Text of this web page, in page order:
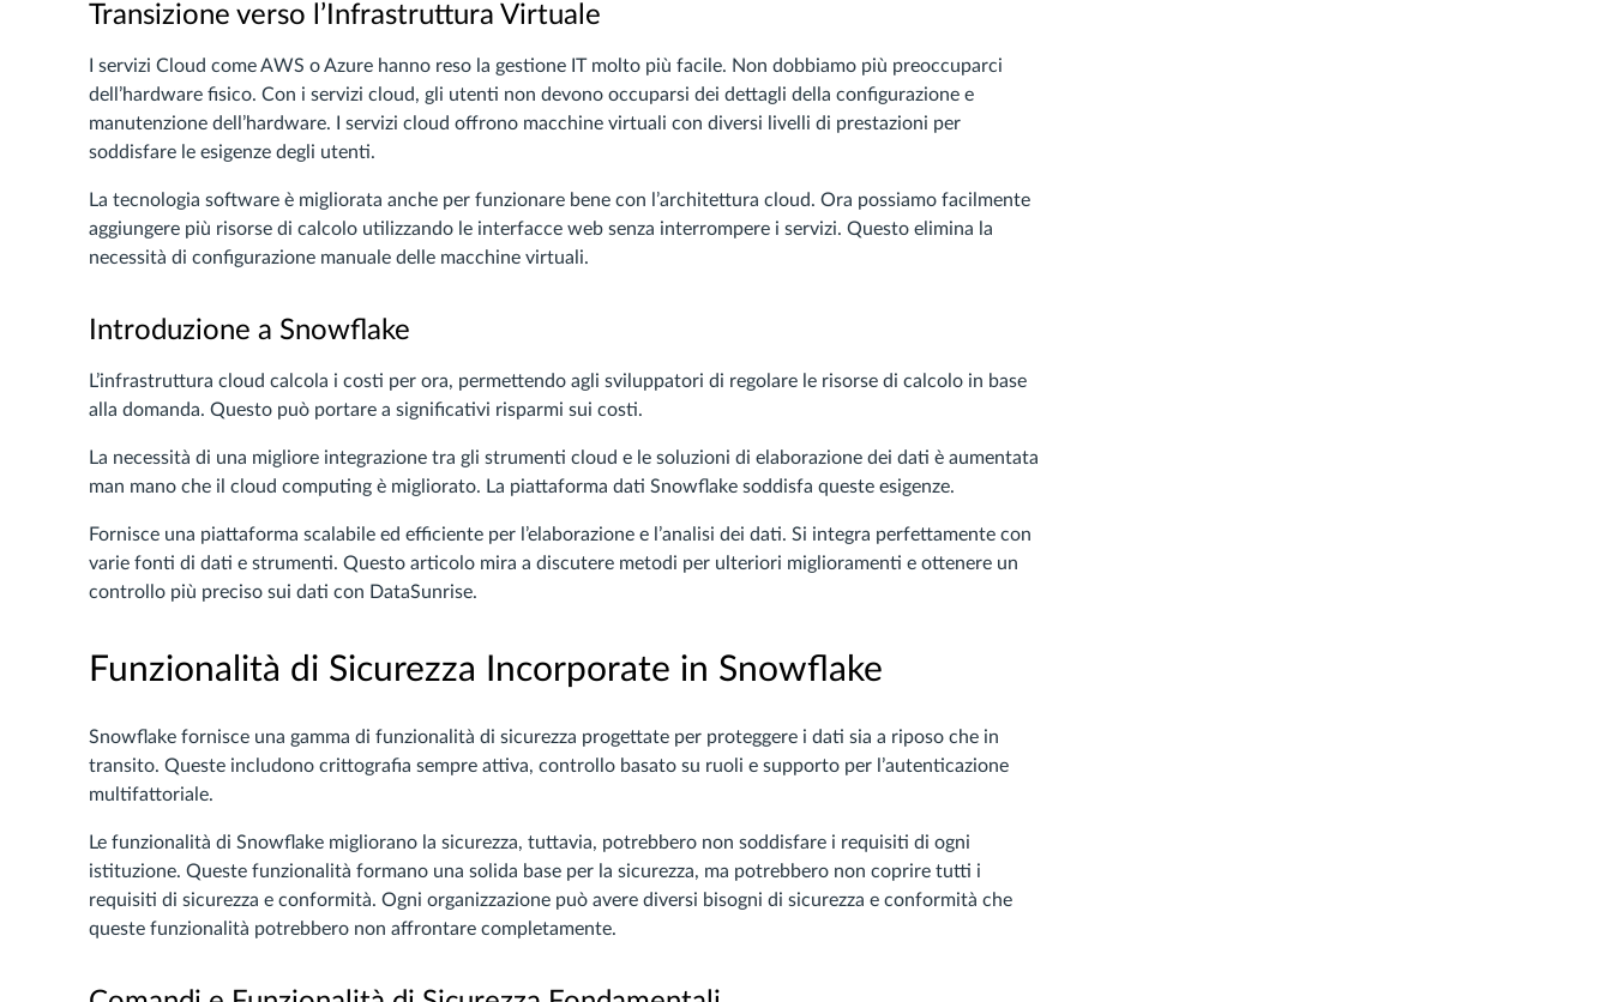
Transizione verso l’Infrastruttura Virtuale
I servizi Cloud come AWS o Azure hanno reso la gestione IT molto più facile. Non dobbiamo più preoccuparci
dell’hardware fisico. Con i servizi cloud, gli utenti non devono occuparsi dei dettagli della configurazione e
manutenzione dell’hardware. I servizi cloud offrono macchine virtuali con diversi livelli di prestazioni per
soddisfare le esigenze degli utenti.
La tecnologia software è migliorata anche per funzionare bene con l’architettura cloud. Ora possiamo facilmente
aggiungere più risorse di calcolo utilizzando le interfacce web senza interrompere i servizi. Questo elimina la
necessità di configurazione manuale delle macchine virtuali.
Introduzione a Snowflake
L’infrastruttura cloud calcola i costi per ora, permettendo agli sviluppatori di regolare le risorse di calcolo in base
alla domanda. Questo può portare a significativi risparmi sui costi.
La necessità di una migliore integrazione tra gli strumenti cloud e le soluzioni di elaborazione dei dati è aumentata
man mano che il cloud computing è migliorato. La piattaforma dati Snowflake soddisfa queste esigenze.
Fornisce una piattaforma scalabile ed efficiente per l’elaborazione e l’analisi dei dati. Si integra perfettamente con
varie fonti di dati e strumenti. Questo articolo mira a discutere metodi per ulteriori miglioramenti e ottenere un
controllo più preciso sui dati con DataSunrise.
Funzionalità di Sicurezza Incorporate in Snowflake
Snowflake fornisce una gamma di funzionalità di sicurezza progettate per proteggere i dati sia a riposo che in
transito. Queste includono crittografia sempre attiva, controllo basato su ruoli e supporto per l’autenticazione
multifattoriale.
Le funzionalità di Snowflake migliorano la sicurezza, tuttavia, potrebbero non soddisfare i requisiti di ogni
istituzione. Queste funzionalità formano una solida base per la sicurezza, ma potrebbero non coprire tutti i
requisiti di sicurezza e conformità. Ogni organizzazione può avere diversi bisogni di sicurezza e conformità che
queste funzionalità potrebbero non affrontare completamente.